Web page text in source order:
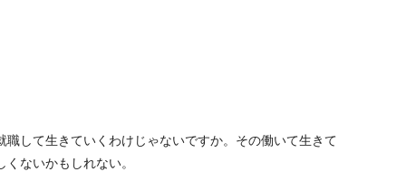
して生きていくわけじゃないですか。その働いて生きて
ないかもしれない。